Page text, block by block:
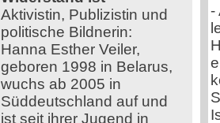
Aktivistin, Publizistin und
politische Bildnerin:
Hanna Esther Veiler,
geboren 1998 in Belarus,
wuchs ab 2005 in
Süddeutschland auf und
ist seit ihrer Jugend in
-